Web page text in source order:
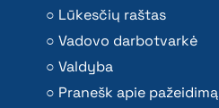
Lūkesčių raštas
Vadovo darbotvarkė
Valdyba
Pranešk apie pažeidimą